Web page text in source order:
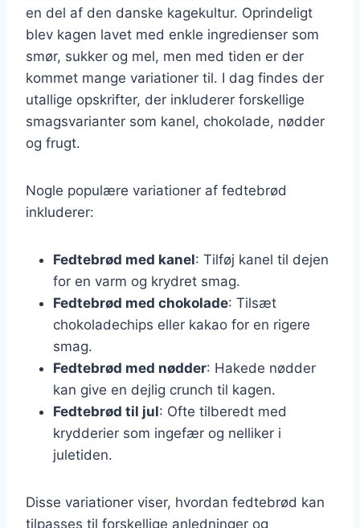
en del af den danske kagekultur. Oprindeligt
blev kagen lavet med enkle ingredienser som
smør, sukker og mel, men med tiden er der
kommet mange variationer til. I dag findes der
utallige opskrifter, der inkluderer forskellige
smagsvarianter som kanel, chokolade, nødder
og frugt.
Nogle populære variationer af fedtebrød
inkluderer:
Fedtebrød med kanel: Tilføj kanel til dejen
for en varm og krydret smag.
Fedtebrød med chokolade: Tilsæt
chokoladechips eller kakao for en rigere
smag.
Fedtebrød med nødder: Hakede nødder
kan give en dejlig crunch til kagen.
Fedtebrød til jul: Ofte tilberedt med
krydderier som ingefær og nelliker i
juletiden.
Disse variationer viser, hvordan fedtebrød kan
tilpasses til forskellige anledninger og